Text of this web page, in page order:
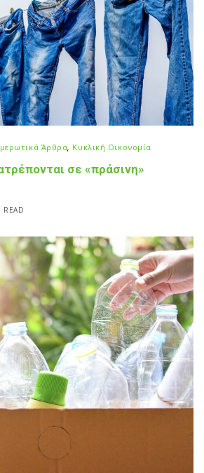
Άρθρα, Κυκλική Οικονομία
σε «πράσινη»
READ